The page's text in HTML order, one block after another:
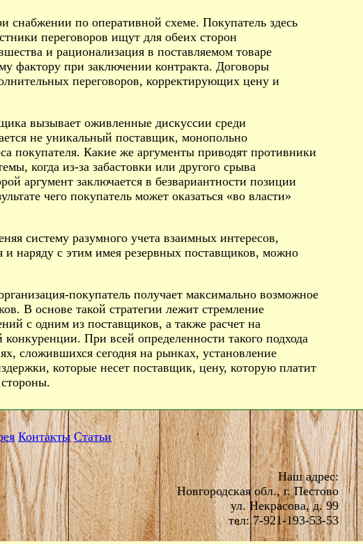
по оперативной схеме. Покупатель здесь
переговоров ищут для обеих сторон
и рационализация в поставляемом товаре
фактору при заключении контракта. Договоры
переговоров, корректирующих цену и
вызывает оживленные дискуссии среди
не уникальный поставщик, монопольно
покупателя. Какие же аргументы приводят противники
когда из-за забастовки или другого срыва
аргумент заключается в безвариантности позиции
чего покупатель может оказаться «во власти»
систему разумного учета взаимных интересов,
наряду с этим имея резервных поставщиков, можно
покупатель получает максимально возможное
В основе такой стратегии лежит стремление
с одним из поставщиков, а также расчет на
При всей определенности такого подхода
сложившихся сегодня на рынках, установление
которые несет поставщик, цену, которую платит
Контакты Статьи
Наш адрес:
Новгородская обл., г. Пестово
ул. Некрасова, д. 99
тел: 7-921-193-53-53